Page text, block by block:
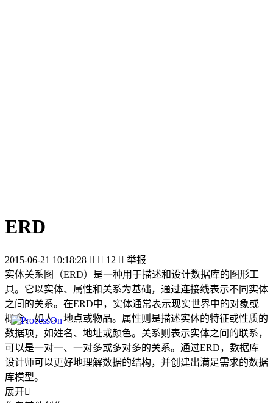
ERD
2015-06-21 10:18:28   12  举报
实体关系图（ERD）是一种用于描述和设计数据库的图形工
具。它以实体、属性和关系为基础，通过连接线表示不同实体
之间的关系。在ERD中，实体通常表示现实世界中的对象或
概念，如人、地点或物品。属性则是描述实体的特征或性质的
数据项，如姓名、地址或颜色。关系则表示实体之间的联系，
可以是一对一、一对多或多对多的关系。通过ERD，数据库
设计师可以更好地理解数据的结构，并创建出满足需求的数据
库模型。
展开